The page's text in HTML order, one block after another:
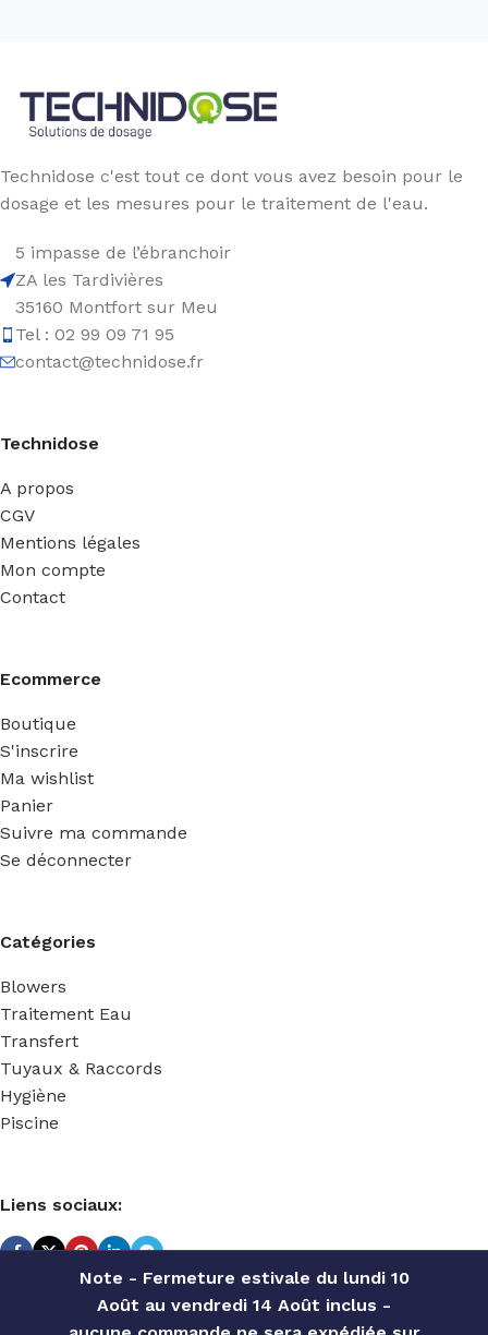
Note - Fermeture estivale du lundi 10
Août au vendredi 14 Août inclus -
Technidose c'est tout ce dont vous avez besoin pour le
dosage et les mesures pour le traitement de l'eau.
5 impasse de l’ébranchoir
ZA les Tardivières
35160 Montfort sur Meu
Tel : 02 99 09 71 95
contact@technidose.fr
Technidose
A propos
CGV
Mentions légales
Mon compte
Contact
Ecommerce
Boutique
S'inscrire
Ma wishlist
Panier
Suivre ma commande
Se déconnecter
Catégories
Blowers
Traitement Eau
Transfert
Tuyaux & Raccords
Hygiène
Piscine
Liens sociaux:
TECHNIDOSE 2022 Réalisé parACS INFORMATIQUE